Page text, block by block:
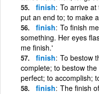
finish To arrive
put an end to; to make
finish To finish
something. Her eyes
me finish.'
finish To bestow
complete; to bestow
perfect; to accomplish;
finish The finish